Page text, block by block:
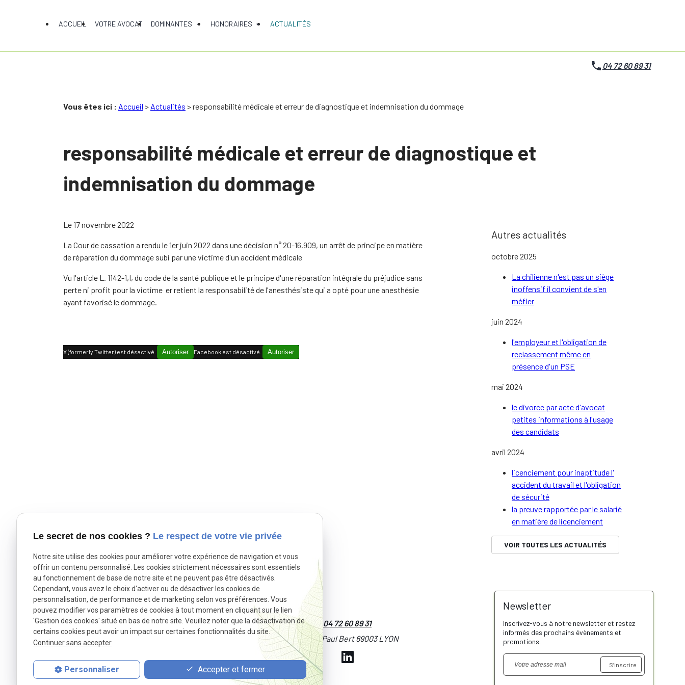
ACCUEIL VOTRE AVOCAT DOMINANTES HONORAIRES ACTUALITÉS
04 72 60 89 31
Vous êtes ici : Accueil > Actualités > responsabilité médicale et erreur de diagnostique et indemnisation du dommage
responsabilité médicale et erreur de diagnostique et
indemnisation du dommage
Le17 novembre 2022
La Cour de cassation a rendu le 1er juin 2022 dans une décision n° 20-16.909, un arrêt de principe en matière
de réparation du dommage subi par une victime d'un accident médicale
Vu l'article L. 1142-1,I, du code de la santé publique et le principe d'une réparation intégrale du préjudice sans
perte ni profit pour la victime er retient la responsabilité de l'anesthésiste qui a opté pour une anesthésie
ayant favorisé le dommage.
X (formerly Twitter) est désactivé. Autoriser Facebook est désactivé. Autoriser
Autres actualités
octobre 2025
La chilienne n'est pas un siège
inoffensif il convient de s'en
méfier
juin 2024
l'employeur et l'obligation de
reclassement même en
présence d'un PSE
mai 2024
le divorce par acte d'avocat
petites informations à l'usage
des candidats
avril 2024
licenciement pour inaptitude l'
accident du travail et l'obligation
de sécurité
la preuve rapportée par le salarié
en matière de licenciement
VOIR TOUTES LES ACTUALITÉS
Martine VELLY
Avocat à la Cour, inscrit au Barreau de Lyon
04 72 60 89 31
151 rue Paul Bert 69003 LYON
Newsletter
Inscrivez-vous à notre newsletter et restez
informés des prochains évènements et
promotions.
Le secret de nos cookies ? Le respect de votre vie privée
Notre site utilise des cookies pour améliorer votre expérience de navigation et vous
offrir un contenu personnalisé. Les cookies strictement nécessaires sont essentiels
au fonctionnement de base de notre site et ne peuvent pas être désactivés.
Cependant, vous avez le choix d'activer ou de désactiver les cookies de
personnalisation, de performance et de marketing selon vos préférences. Vous
pouvez modifier vos paramètres de cookies à tout moment en cliquant sur le lien
'Gestion des cookies' situé en bas de notre site. Veuillez noter que la désactivation de
certains cookies peut avoir un impact sur certaines fonctionnalités du site.
Continuer sans accepter
Personnaliser Accepter et fermer